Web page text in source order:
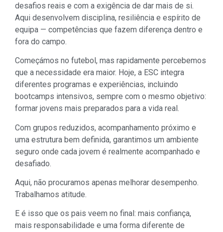
desafios reais e com a exigência de dar mais de si.
Aqui desenvolvem disciplina, resiliência e espírito de
equipa — competências que fazem diferença dentro e
fora do campo.
Começámos no futebol, mas rapidamente percebemos
que a necessidade era maior. Hoje, a ESC integra
diferentes programas e experiências, incluindo
bootcamps intensivos, sempre com o mesmo objetivo:
formar jovens mais preparados para a vida real.
Com grupos reduzidos, acompanhamento próximo e
uma estrutura bem definida, garantimos um ambiente
seguro onde cada jovem é realmente acompanhado e
desafiado.
Aqui, não procuramos apenas melhorar desempenho.
Trabalhamos atitude.
E é isso que os pais veem no final: mais confiança,
mais responsabilidade e uma forma diferente de